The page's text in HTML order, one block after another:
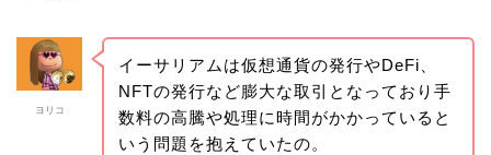
ヨリコ
イーサリアムは仮想通貨の発行やDeFi、
NFTの発行など膨大な取引となっており手
数料の高騰や処理に時間がかかっていると
いう問題を抱えていたの。